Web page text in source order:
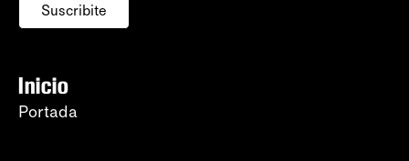
Suscribite
Inicio
Portada